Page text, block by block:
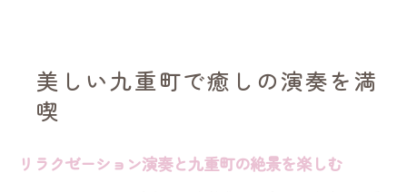
美しい九重町で癒しの演奏を満
喫
リラクゼーション演奏と九重町の絶景を楽しむ